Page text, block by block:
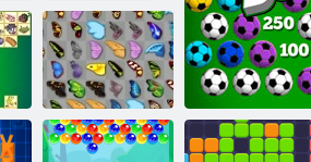
Montezuma 2
aarded